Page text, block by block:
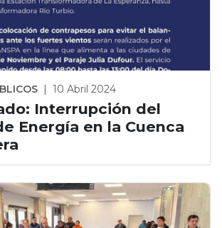
| 10 Abril 2024
Interrupción del
Energía en la Cuenca